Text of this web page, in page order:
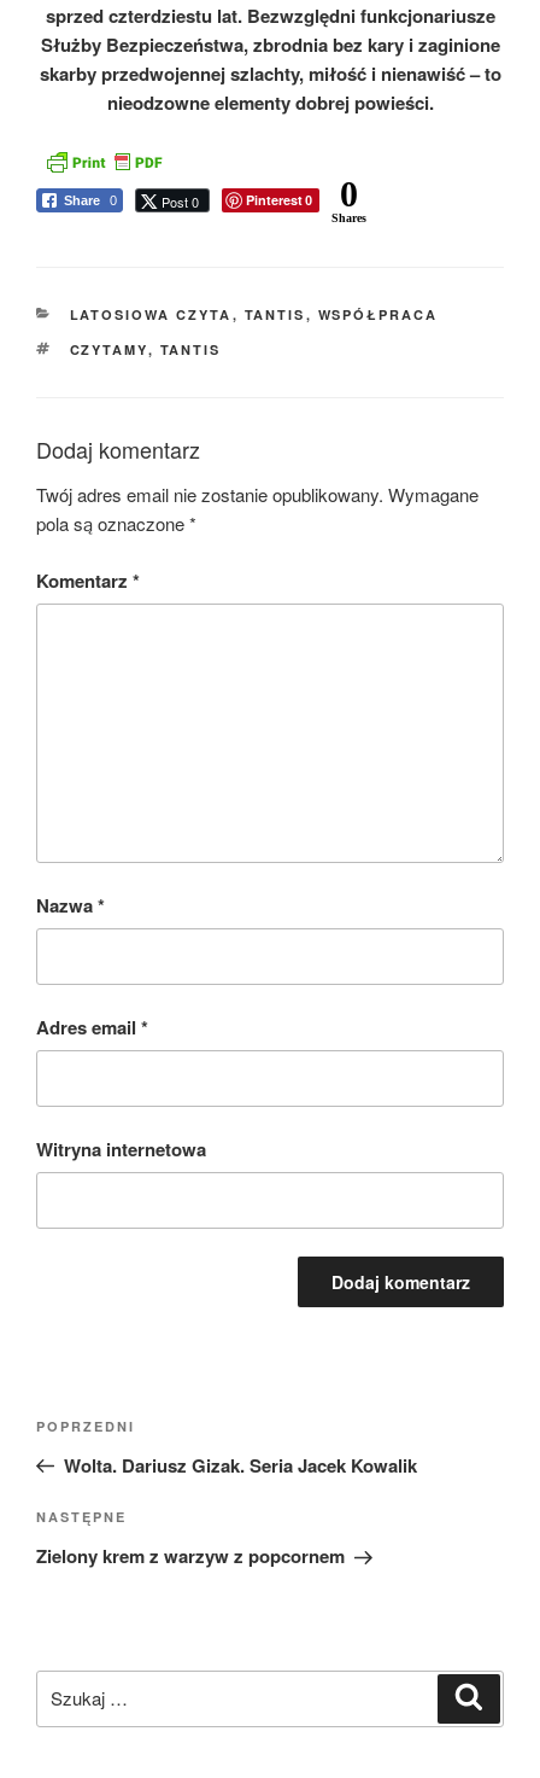
sprzed czterdziestu lat. Bezwzględni funkcjonariusze
Służby Bezpieczeństwa, zbrodnia bez kary i zaginione
skarby przedwojennej szlachty, miłość i nienawiść – to
nieodzowne elementy dobrej powieści.
Share 0 Post 0 Pinterest0 0
Shares
KATEGORIE
LATOSIOWA CZYTA , TANTIS , WSPÓŁPRACA
TAGI
CZYTAMY, TANTIS
Dodaj komentarz
Twój adres email nie zostanie opublikowany. Wymagane
pola są oznaczone*
Komentarz *
Nazwa*
Adres email *
Witryna internetowa
Poprzedni
wpis
POPRZEDNI
Wolta. Dariusz Gizak. Seria Jacek Kowalik
Następny
wpis
NASTĘPNE
Zielony krem z warzyw z popcornem